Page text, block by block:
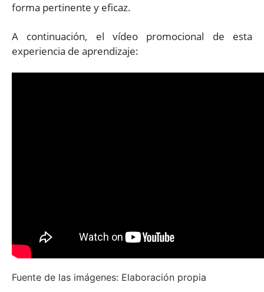
forma pertinente y eficaz.
A continuación, el vídeo promocional de esta
experiencia de aprendizaje:
Fuente de las imágenes: Elaboración propia